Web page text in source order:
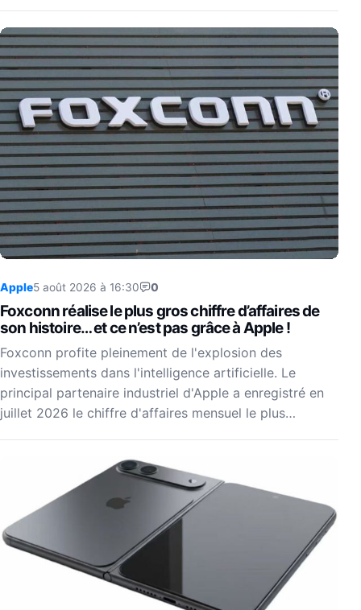
Apple5 août 2026 à 16:30 0
Foxconn réalise le plus gros chiffre d’affaires de
son histoire… et ce n’est pas grâce à Apple !
Foxconn profite pleinement de l'explosion des
investissements dans l'intelligence artificielle. Le
principal partenaire industriel d'Apple a enregistré en
juillet 2026 le chiffre d'affaires mensuel le plus…